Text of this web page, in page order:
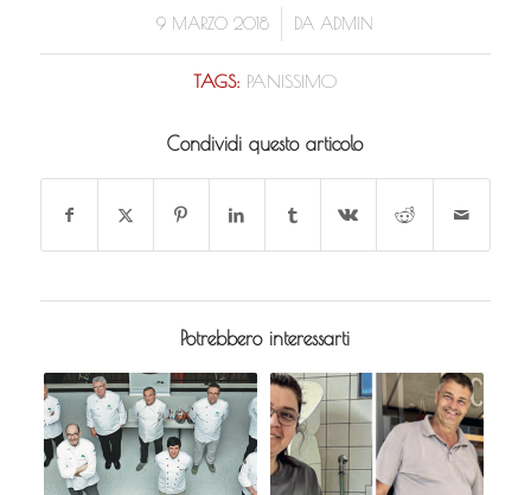
9 MARZO 2018
/ DA ADMIN
TAGS: PANISSIMO
Condividi questo articolo
Potrebbero interessarti